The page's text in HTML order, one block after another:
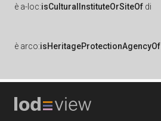
è a-loc:isCulturalInstituteOrSiteOf di
è arco:isHeritageProtectionAgencyOf